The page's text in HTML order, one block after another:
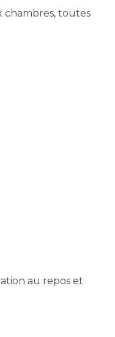
chambres, toutes
au repos et